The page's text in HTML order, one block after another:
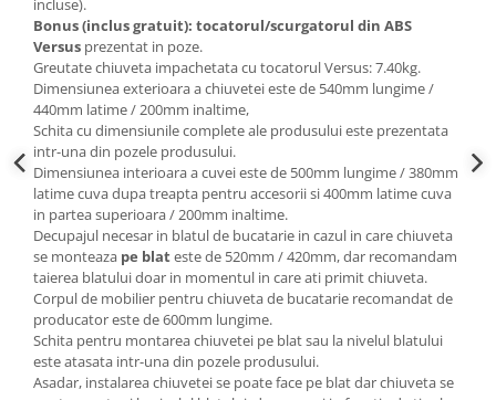
incluse).
Bonus (inclus gratuit): tocatorul/scurgatorul din ABS
Versus prezentat in poze.
Greutate chiuveta impachetata cu tocatorul Versus: 7.40kg.
Dimensiunea exterioara a chiuvetei este de 540mm lungime /
440mm latime / 200mm inaltime,
Schita cu dimensiunile complete ale produsului este prezentata
intr-una din pozele produsului.
Dimensiunea interioara a cuvei este de 500mm lungime / 380mm
latime cuva dupa treapta pentru accesorii si 400mm latime cuva
in partea superioara / 200mm inaltime.
Decupajul necesar in blatul de bucatarie in cazul in care chiuveta
se monteaza pe blateste de 520mm / 420mm, dar recomandam
taierea blatului doar in momentul in care ati primit chiuveta.
Corpul de mobilier pentru chiuveta de bucatarie recomandat de
producator este de 600mm lungime.
Schita pentru montarea chiuvetei pe blat sau la nivelul blatului
este atasata intr-una din pozele produsului.
Asadar, instalarea chiuvetei se poate face pe blat dar chiuveta se